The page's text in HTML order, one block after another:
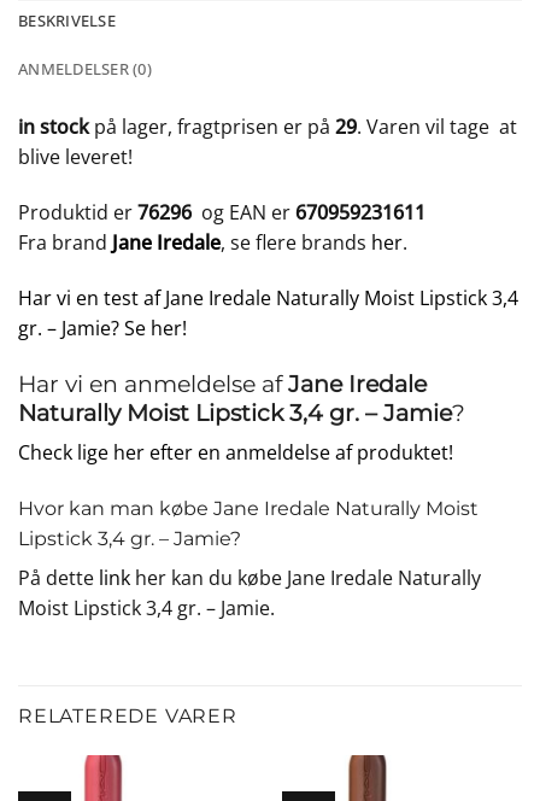
BESKRIVELSE
ANMELDELSER (0)
in stockpå lager, fragtprisen er på 29. Varen vil tage at
blive leveret!
Produktid er76296 og EAN er670959231611
Fra brand Jane Iredale, se flere brands her.
Har vi en test af Jane Iredale Naturally Moist Lipstick 3,4
gr. – Jamie? Se her!
Har vi en anmeldelse afJane Iredale
Naturally Moist Lipstick 3,4 gr. – Jamie?
Check lige her efter en anmeldelse af produktet!
Hvor kan man købe Jane Iredale Naturally Moist
Lipstick 3,4 gr. – Jamie?
På dette link her kan du købe Jane Iredale Naturally
Moist Lipstick 3,4 gr. – Jamie.
RELATEREDE VARER